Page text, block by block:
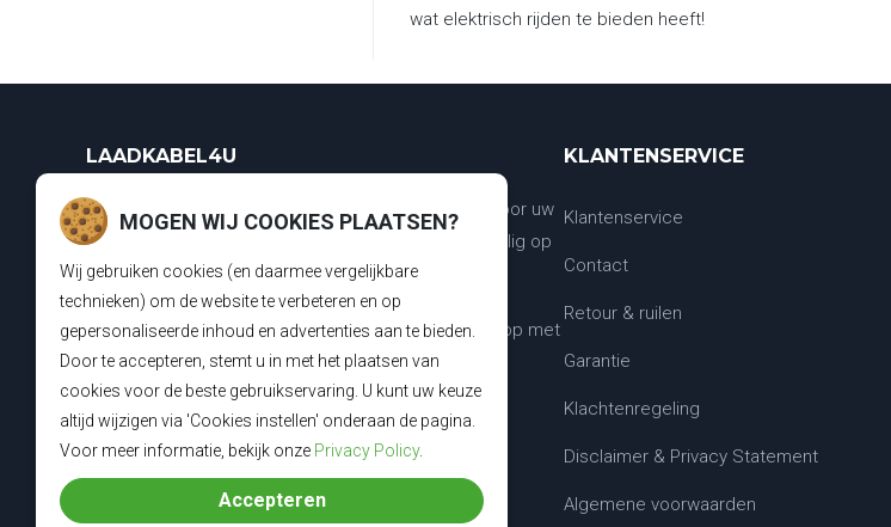
wat elektrisch rijden te bieden heeft!
LAADKABEL4U
Wij zijn dé specialist in de verkoop van laadkabels voor uw
elektrische voertuig. Met onze producten laadt u veilig op
en staat u nooit zonder een lege batterij.
Vragen of graag persoonlijk advies? Neem contact op met
onze laadkabel experts :
0318 - 250030
KLANTENSERVICE
Klantenservice
Contact
Retour & ruilen
Garantie
Klachtenregeling
Disclaimer & Privacy Statement
Algemene voorwaarden
MOGEN WIJ COOKIES PLAATSEN?
Wij gebruiken cookies (en daarmee vergelijkbare
technieken) om de website te verbeteren en op
gepersonaliseerde inhoud en advertenties aan te bieden.
Door te accepteren, stemt u in met het plaatsen van
cookies voor de beste gebruikservaring. U kunt uw keuze
altijd wijzigen via 'Cookies instellen' onderaan de pagina.
Voor meer informatie, bekijk onze Privacy Policy.
Accepteren